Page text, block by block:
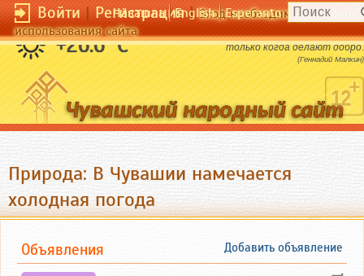
Войти|Регистрация|Вход необходим для
использования сайта
Чӑвашла English Esperanto
+26.6 °C
В искренности можно сомневаться,
только когда делают добро.
(Геннадий Малкин)
Природа: В Чувашии намечается
холодная погода
Добавить объявление
Объявления